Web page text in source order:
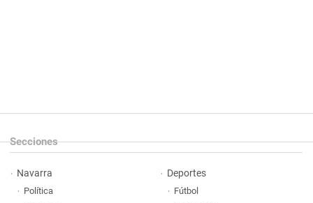
Secciones
Navarra
Política
Deportes
Fútbol